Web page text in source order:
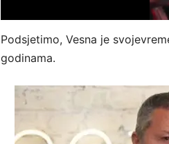
Podsjetimo, Vesna je
godinama.